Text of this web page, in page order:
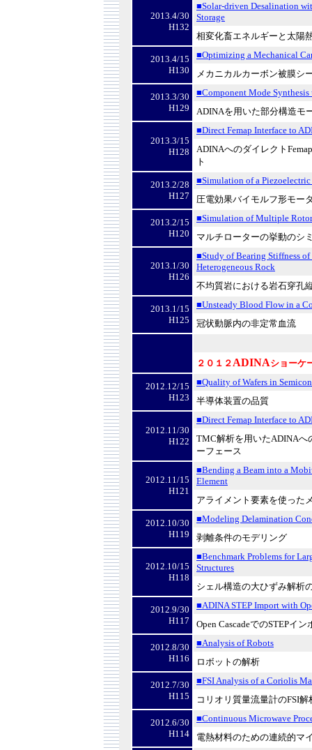
2013.4/30
H132
■Solar-driven Desalination
Storage
相変化畜エネルギーと太陽
2013.4/15
H130
■Optimizing a Mechanical
メカニカルカーボン被膜シ
2013.3/30
H129
■Component Mode
ADINAを用いた部分構造モ
2013.3/15
H128
■Direct Femap Interface to
ADINAへのダイレクト
ト
2013.2/28
H127
■Simulation of a
圧電効果バイモルフ形モー
2013.2/15
H120
■Simulation of Multiple
マルチローターの挙動のシ
2013.1/30
H126
■Study of Bearing Stiffness
Heterogeneous Rock
不均質岩における岩石穿孔
2013.1/15
H125
■Unsteady Blood Flow in a
冠状動脈内の非定常血流
２０１２ ADINAショーケ
2012.12/15
H123
■Quality of Wafers in
半導体装置の品質
2012.11/30
H122
■Direct Femap Interface to
TMC解析を用いたADINAへ
ーフェース
2012.11/15
H121
■Bending a Beam into a
Element
アライメント要素を使った
2012.10/30
H119
■Modeling Delamination
剥離条件のモデリング
2012.10/15
H118
■Benchmark Problems for
Structures
シェル構造の大ひずみ解析
2012.9/30
H117
■ADINA STEP Import with
Open CascadeでのSTEPイン
2012.8/30
H116
■Analysis of Robots
ロボットの解析
2012.7/30
H115
■FSI Analysis of a Coriolis
コリオリ質量流量計のFSI解
2012.6/30
H114
■Continuous Microwave
電熱材料のための連続的マ